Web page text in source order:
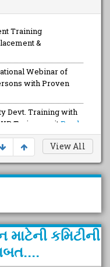
Training
&
Webinar of
with Proven
Devt. Training with
Trainers wit Read
View All
કમિટીની